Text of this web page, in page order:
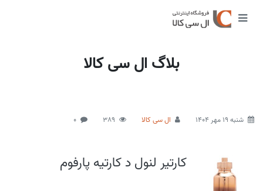
بلاگ ال سی کالا
شنبه 19 مهر 1404 ال سی کالا 389
0
کارتیر لنول د کارتیه پارفوم